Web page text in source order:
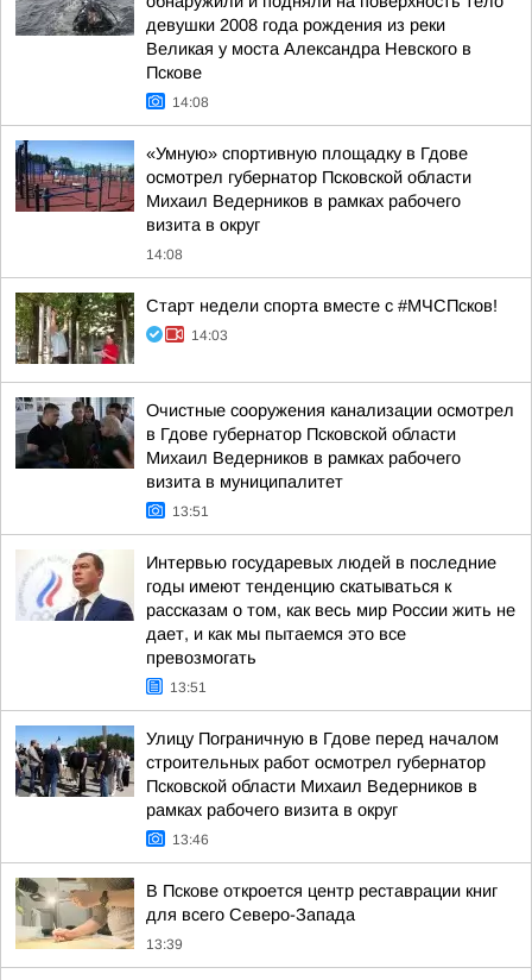
девушки 2008 года рождения из реки
Великая у моста Александра Невского в
Пскове
14:08
«Умную» спортивную площадку в Гдове
осмотрел губернатор Псковской области
Михаил Ведерников в рамках рабочего
визита в округ
14:08
Старт недели спорта вместе с #МЧСПсков!
14:03
Очистные сооружения канализации осмотрел
в Гдове губернатор Псковской области
Михаил Ведерников в рамках рабочего
визита в муниципалитет
13:51
Интервью государевых людей в последние
годы имеют тенденцию скатываться к
рассказам о том, как весь мир России жить не
дает, и как мы пытаемся это все
превозмогать
13:51
Улицу Пограничную в Гдове перед началом
строительных работ осмотрел губернатор
Псковской области Михаил Ведерников в
рамках рабочего визита в округ
13:46
В Пскове откроется центр реставрации книг
для всего Северо-Запада
13:39